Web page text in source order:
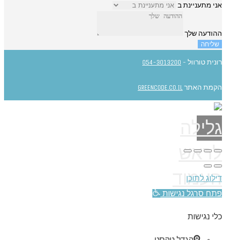
אני מתעניינת ב
ההודעה שלך
שליחה
רונית טורוול - 054-3013200
הקמת האתרGREENCODE.CO.IL
גלילה
לראש
העמוד
דילוג לתוכן
פתח סרגל נגישות
כלי נגישות